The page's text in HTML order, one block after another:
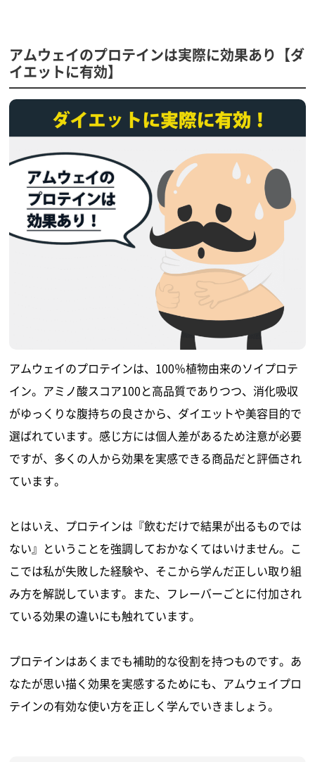
アムウェイのプロテインは実際に効果あり【ダ
イエットに有効】
アムウェイのプロテインは、100％植物由来のソイプロテ
イン。アミノ酸スコア100と高品質でありつつ、消化吸収
がゆっくりな腹持ちの良さから、ダイエットや美容目的で
選ばれています。感じ方には個人差があるため注意が必要
ですが、多くの人から効果を実感できる商品だと評価され
ています。
とはいえ、プロテインは『飲むだけで結果が出るものでは
ない』ということを強調しておかなくてはいけません。こ
こでは私が失敗した経験や、そこから学んだ正しい取り組
み方を解説しています。また、フレーバーごとに付加され
ている効果の違いにも触れています。
プロテインはあくまでも補助的な役割を持つものです。あ
なたが思い描く効果を実感するためにも、アムウェイプロ
テインの有効な使い方を正しく学んでいきましょう。